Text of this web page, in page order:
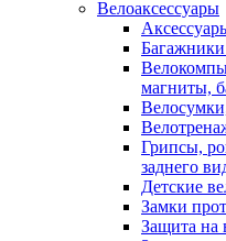
Велоаксессуары
Багажники
магниты,
Грипсы,
заднего
Детские
Замки
Защита на